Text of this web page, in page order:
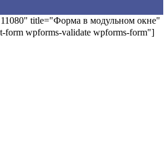
title="Форма в модульном окне"
form wpforms-validate wpforms-form"]